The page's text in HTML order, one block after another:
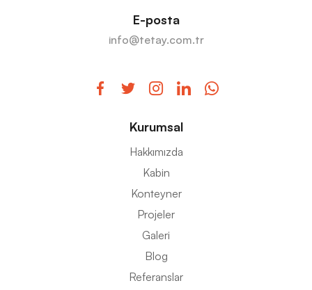
E-posta
info@tetay.com.tr
Kurumsal
Hakkımızda
Kabin
Konteyner
Projeler
Galeri
Blog
Referanslar